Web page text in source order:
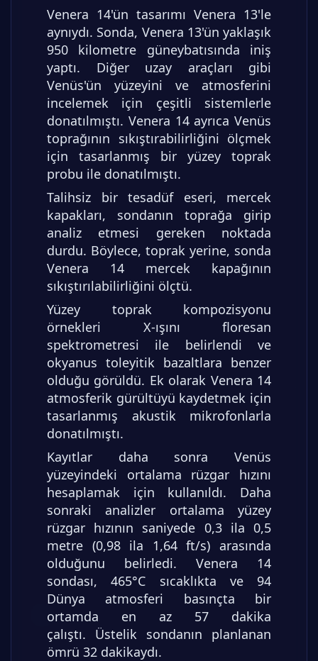
Venera 14'ün tasarımı Venera 13'le
aynıydı. Sonda, Venera 13'ün yaklaşık
950 kilometre güneybatısında iniş
yaptı. Diğer uzay araçları gibi
Venüs'ün yüzeyini ve atmosferini
incelemek için çeşitli sistemlerle
donatılmıştı. Venera 14 ayrıca Venüs
toprağının sıkıştırabilirliğini ölçmek
için tasarlanmış bir yüzey toprak
probu ile donatılmıştı.
Talihsiz bir tesadüf eseri, mercek
kapakları, sondanın toprağa girip
analiz etmesi gereken noktada
durdu. Böylece, toprak yerine, sonda
Venera 14 mercek kapağının
sıkıştırılabilirliğini ölçtü.
Yüzey toprak kompozisyonu
örnekleri X-ışını floresan
spektrometresi ile belirlendi ve
okyanus toleyitik bazaltlara benzer
olduğu görüldü. Ek olarak Venera 14
atmosferik gürültüyü kaydetmek için
tasarlanmış akustik mikrofonlarla
donatılmıştı.
Kayıtlar daha sonra Venüs
yüzeyindeki ortalama rüzgar hızını
hesaplamak için kullanıldı. Daha
sonraki analizler ortalama yüzey
rüzgar hızının saniyede 0,3 ila 0,5
metre (0,98 ila 1,64 ft/s) arasında
olduğunu belirledi. Venera 14
sondası, 465°C sıcaklıkta ve 94
Dünya atmosferi basınçta bir
ortamda en az 57 dakika
çalıştı. Üstelik sondanın planlanan
ömrü 32 dakikaydı.